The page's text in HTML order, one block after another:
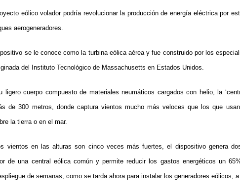
eólico volador podría revolucionar la producción de energía eléctrica por
aerogeneradores.
se le conoce como la turbina eólica aérea y fue construido por los
del Instituto Tecnológico de Massachusetts en Estados Unidos.
ligero cuerpo compuesto de materiales neumáticos cargados con helio, la
de 300 metros, donde captura vientos mucho más veloces que los que
la tierra o en el mar.
vientos en las alturas son cinco veces más fuertes, el dispositivo genera
de una central eólica común y permite reducir los gastos energéticos un
de semanas, como se tarda ahora para instalar los generadores eólicos, a